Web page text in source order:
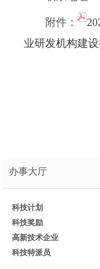
附件：
业研发机构建
办事大厅
科技计划
科技奖励
高新技术企业
科技特派员